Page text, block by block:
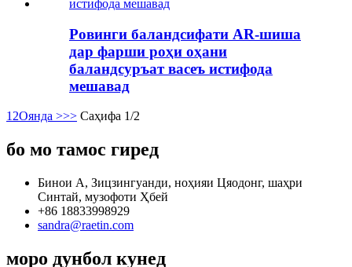
Ровинги баландсифати AR-шиша
дар фарши роҳи оҳани
баландсуръат васеъ истифода
мешавад
12Оянда >>> Саҳифа 1/2
бо мо тамос гиред
Бинои А, Зицзингуанди, ноҳияи Цяодонг, шаҳри
Синтай, музофоти Ҳбей
+86 18833998929
sandra@raetin.com
моро дунбол кунед